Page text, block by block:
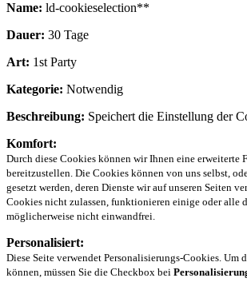
Name: ld-cookieselection**
Dauer: 30 Tage
Art: 1st Party
Kategorie: Notwendig
Beschreibung: Speichert die Einstellung der
Komfort:
Durch diese Cookies können wir Ihnen eine erweiterte
bereitzustellen. Die Cookies können von uns selbst,
gesetzt werden, deren Dienste wir auf unseren Seiten
Cookies nicht zulassen, funktionieren einige oder alle
möglicherweise nicht einwandfrei.
Personalisiert:
Diese Seite verwendet Personalisierungs-Cookies. Um
können, müssen Sie die Checkbox bei